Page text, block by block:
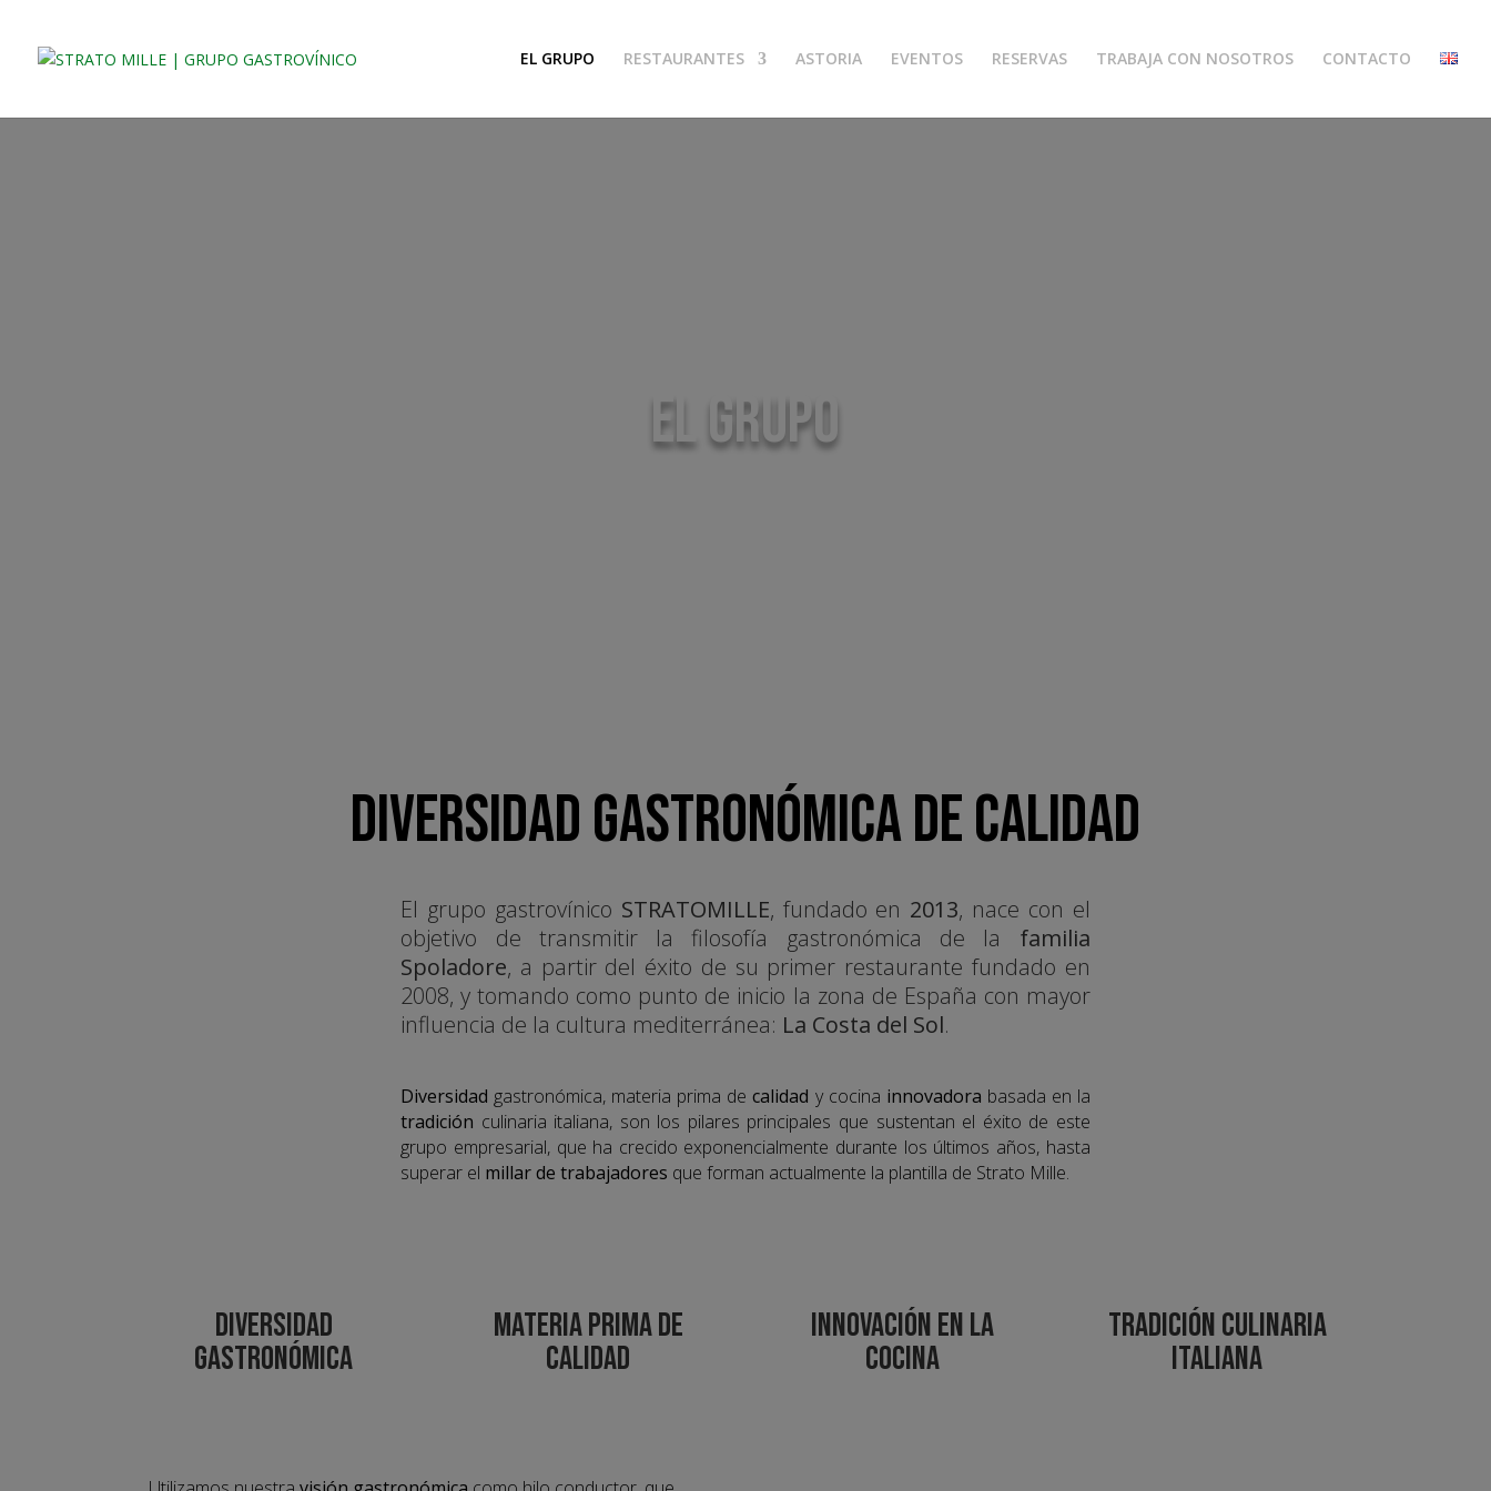
EL GRUPO RESTAURANTES ASTORIA EVENTOS RESERVAS TRABAJA CON NOSOTROS CONTACTO
EL GRUPO
DIVERSIDAD GASTRONÓMICA DE CALIDAD
El grupo gastrovínico STRATOMILLE, fundado en 2013, nace con el
objetivo de transmitir la filosofía gastronómica de la familia
Spoladore, a partir del éxito de su primer restaurante fundado en
2008, y tomando como punto de inicio la zona de España con mayor
influencia de la cultura mediterránea: La Costa del Sol.
Diversidad gastronómica, materia prima decalidad y cocina innovadora basada en la
tradición culinaria italiana, son los pilares principales que sustentan el éxito de este
grupo empresarial, que ha crecido exponencialmente durante los últimos años, hasta
superar el millar de trabajadores que forman actualmente la plantilla de Strato Mille.
DIVERSIDAD
GASTRONÓMICA
MATERIA PRIMA DE
CALIDAD
INNOVACIÓN EN LA
COCINA
TRADICIÓN CULINARIA
ITALIANA